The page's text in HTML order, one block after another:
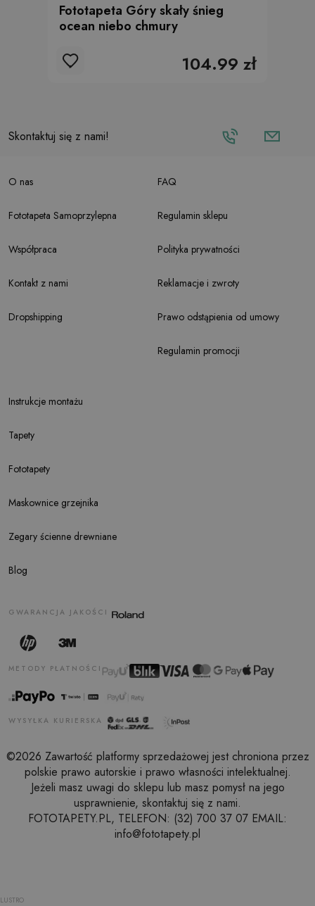
Fototapeta Góry skały śnieg
ocean niebo chmury
104.99 zł
Skontaktuj się z nami!
O nas
Fototapeta Samoprzylepna
Współpraca
Kontakt z nami
Dropshipping
Instrukcje montażu
Tapety
Fototapety
Maskownice grzejnika
Zegary ścienne drewniane
Blog
FAQ
Regulamin sklepu
Polityka prywatności
Reklamacje i zwroty
Prawo odstąpienia od umowy
Regulamin promocji
GWARANCJA JAKOŚCI
WYSYŁKA KURIERSKA
METODY PŁATNOŚCI
©2026 Zawartość platformy sprzedażowej jest chroniona przez
polskie prawo autorskie i prawo własności intelektualnej.
Jeżeli masz uwagi do sklepu lub masz pomysł na jego
usprawnienie, skontaktuj się z nami.
FOTOTAPETY.PL, TELEFON: (32) 700 37 07 EMAIL:
info@fototapety.pl
LUSTRO